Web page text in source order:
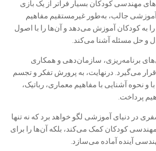
مهندسی کودکان بسیار فراتر از یک بازی
جالب، به‌طور غیرمستقیم مفاهیم
به کودکان آموزش می‌دهد و آن‌ها را با اصول
و حل مسئله آشنا می‌کند.
برنامه‌ریزی، سازمان‌دهی و همکاری
می‌گیرد. درنهایت، به پرورش تفکر و تجسم
و نحوه آشنایی با مفاهیم معماری، رباتیک،
پرداخت.
در دنیای آموزشی لگو خواهد برد که نه تنها
کودکان کمک می‌کند، بلکه آن‌ها را برای
آینده آماده می‌سازد.